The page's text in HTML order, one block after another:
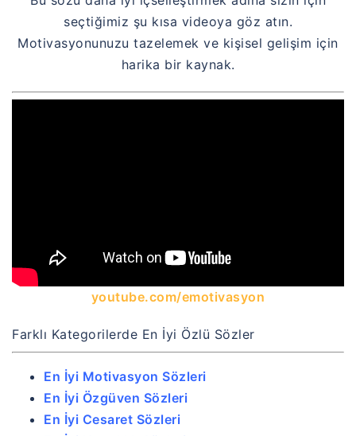
seçtiğimiz şu kısa videoya göz atın.
Motivasyonunuzu tazelemek ve kişisel gelişim için
harika bir kaynak.
youtube.com/emotivasyon
Farklı Kategorilerde En İyi Özlü Sözler
En İyi Motivasyon Sözleri
En İyi Özgüven Sözleri
En İyi Cesaret Sözleri